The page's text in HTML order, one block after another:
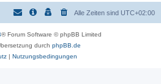
Alle Zeiten sind UTC+02:00
® Forum Software © phpBB Limited
durch phpBB.de
| Nutzungsbedingungen